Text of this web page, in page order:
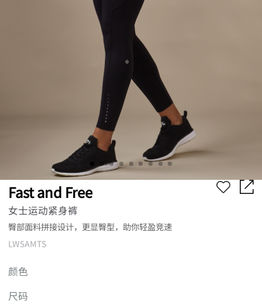
Fast and Free
女士运动紧身裤
臀部面料拼接设计，更显臀型，助你轻盈竞速
LW5AMTS
颜色
尺码